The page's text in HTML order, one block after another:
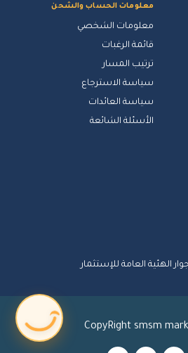
معلومات الحساب والشحن
معلومات الشخصي
قائمة الرغبات
ترتيب المسار
سياسة الاسترجاع
سياسة العائدات
الأسئلة الشائعة
الهئية العامة للإستثمار
CopyRight smsm